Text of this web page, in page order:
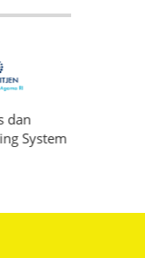
dan
System